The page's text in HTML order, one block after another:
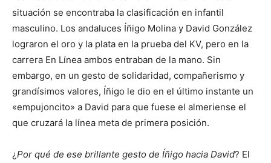
situación se encontraba la clasificación en infantil
masculino. Los andaluces Íñigo Molina y David González
lograron el oro y la plata en la prueba del KV, pero en la
carrera En Línea ambos entraban de la mano. Sin
embargo, en un gesto de solidaridad, compañerismo y
grandísimos valores, Íñigo le dio en el último instante un
«empujoncito» a David para que fuese el almeriense el
que cruzará la línea meta de primera posición.
¿Por qué de ese brillante gesto de Íñigo hacia David? El